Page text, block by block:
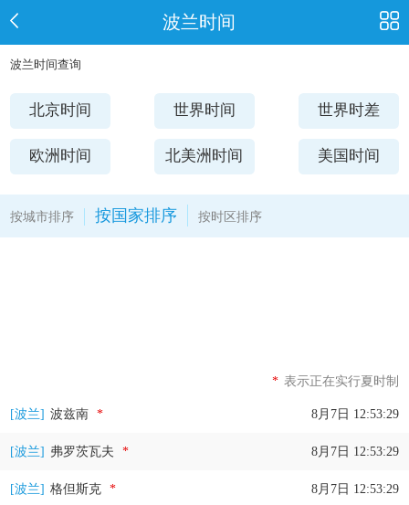
波兰时间
波兰时间查询
北京时间 世界时间 世界时差
欧洲时间 北美洲时间 美国时间
按城市排序 按国家排序 按时区排序
* 表示正在实行夏时制
[波兰] 波兹南 * 8月7日 12:53:29
[波兰] 弗罗茨瓦夫 * 8月7日 12:53:29
[波兰] 格但斯克 * 8月7日 12:53:29